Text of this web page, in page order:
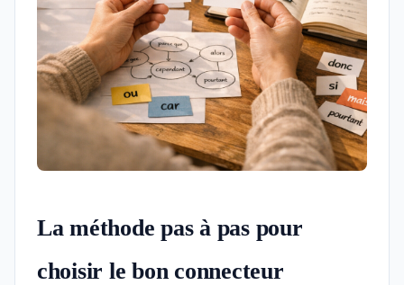
La méthode pas à pas pour
choisir le bon connecteur